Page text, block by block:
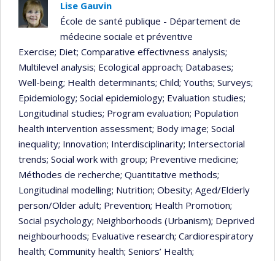
Lise Gauvin
École de santé publique - Département de
médecine sociale et préventive
Exercise; Diet; Comparative effectivness analysis;
Multilevel analysis; Ecological approach; Databases;
Well-being; Health determinants; Child; Youths; Surveys;
Epidemiology; Social epidemiology; Evaluation studies;
Longitudinal studies; Program evaluation; Population
health intervention assessment; Body image; Social
inequality; Innovation; Interdisciplinarity; Intersectorial
trends; Social work with group; Preventive medicine;
Méthodes de recherche; Quantitative methods;
Longitudinal modelling; Nutrition; Obesity; Aged/Elderly
person/Older adult; Prevention; Health Promotion;
Social psychology; Neighborhoods (Urbanism); Deprived
neighbourhoods; Evaluative research; Cardiorespiratory
health; Community health; Seniors’ Health;